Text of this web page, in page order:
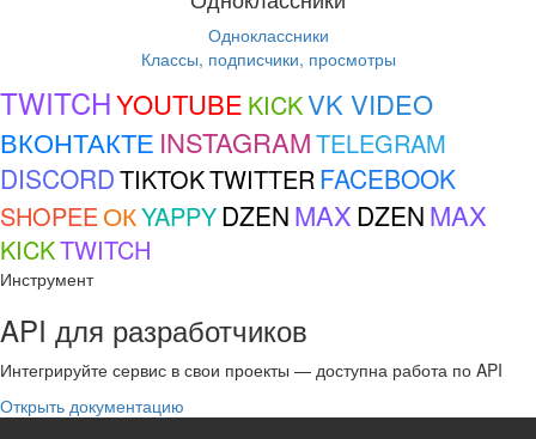
Одноклассники
Классы, подписчики, просмотры
TWITCHYOUTUBE KICKVK VIDEO
ВКОНТАКТЕ INSTAGRAMTELEGRAM
DISCORDTIKTOKTWITTER FACEBOOK
SHOPEEОКYAPPYDZEN MAX DZEN MAX
KICKTWITCH
Инструмент
API для разработчиков
Интегрируйте сервис в свои проекты — доступна работа по API
Открыть документацию